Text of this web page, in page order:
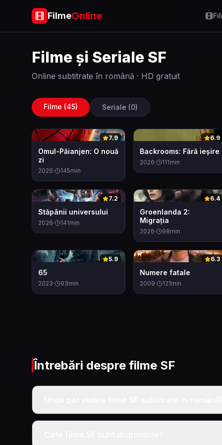
FilmeOnline
Filme și Seriale SF
Online subtitrate în română · HD gratuit
Filme (45) Seriale (0)
0 7.9
Omul-Păianjen: O nouă
zi
2026· 145min
0 6.9
Backrooms: Fără ieșire
2026· 111min
0 7.2
Stăpânii universului
2026· 141min
0 6.4
Groenlanda 2:
Migrația
2026· 98min
0 5.9
65
2023· 93min
0 6.3
Numere fatale
2009· 121min
Întrebări despre filme SF